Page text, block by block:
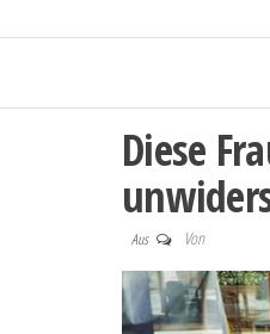
Diese
Aus Von